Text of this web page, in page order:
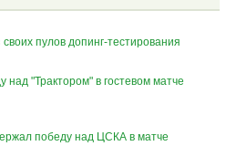
пулов допинг-тестирования
"Трактором" в гостевом матче
победу над ЦСКА в матче